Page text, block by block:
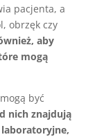
pacjenta, a
obrzęk czy
aby
mogą
być
nich znajdują